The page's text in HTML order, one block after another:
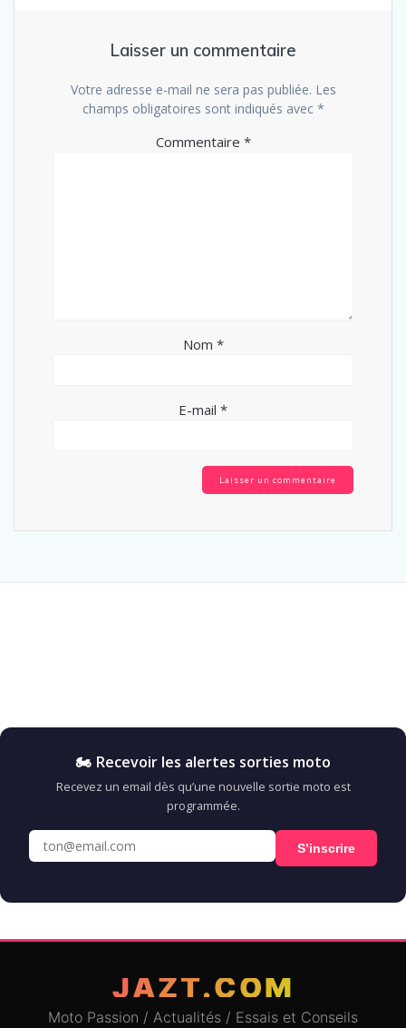
Laisser un commentaire
Votre adresse e-mail ne sera pas publiée. Les
champs obligatoires sont indiqués avec *
Commentaire *
Nom *
E-mail *
🏍️ Recevoir les alertes sorties moto
Recevez un email dès qu’une nouvelle sortie moto est
programmée.
S’inscrire
JAZT.COM
Moto Passion / Actualités / Essais et Conseils